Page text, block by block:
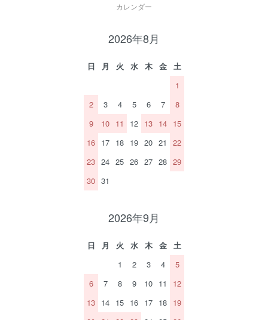
カレンダー
2026年8月
日 月 火 水 木 金
土
1
2
3 4 5 6 7
8
9
10 11 12 13 14 15
16 17 18 19 20 21
22
23 24 25 26 27 28 29
30 31
2026年9月
日 月 火 水 木 金
土
1
2 3 4
5
6
7 8 9 10 11
12
13 14 15 16 17 18 19